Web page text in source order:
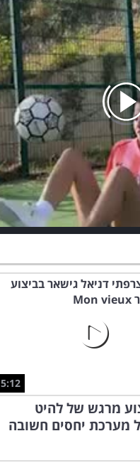
5:12
מרגש של להיט
מערכת יחסים חשובה